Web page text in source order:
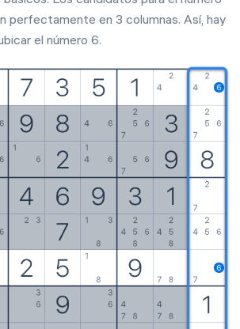
perfectamente en 3 columnas. Así, hay
el número 6.